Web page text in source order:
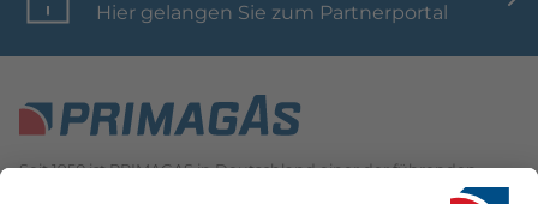
Hier gelangen Sie zum Partnerportal
Seit 1950 ist PRIMAGAS in Deutschland einer der führenden
Anbieter für Flüssiggas. Neben einer Vielzahl an innovativen